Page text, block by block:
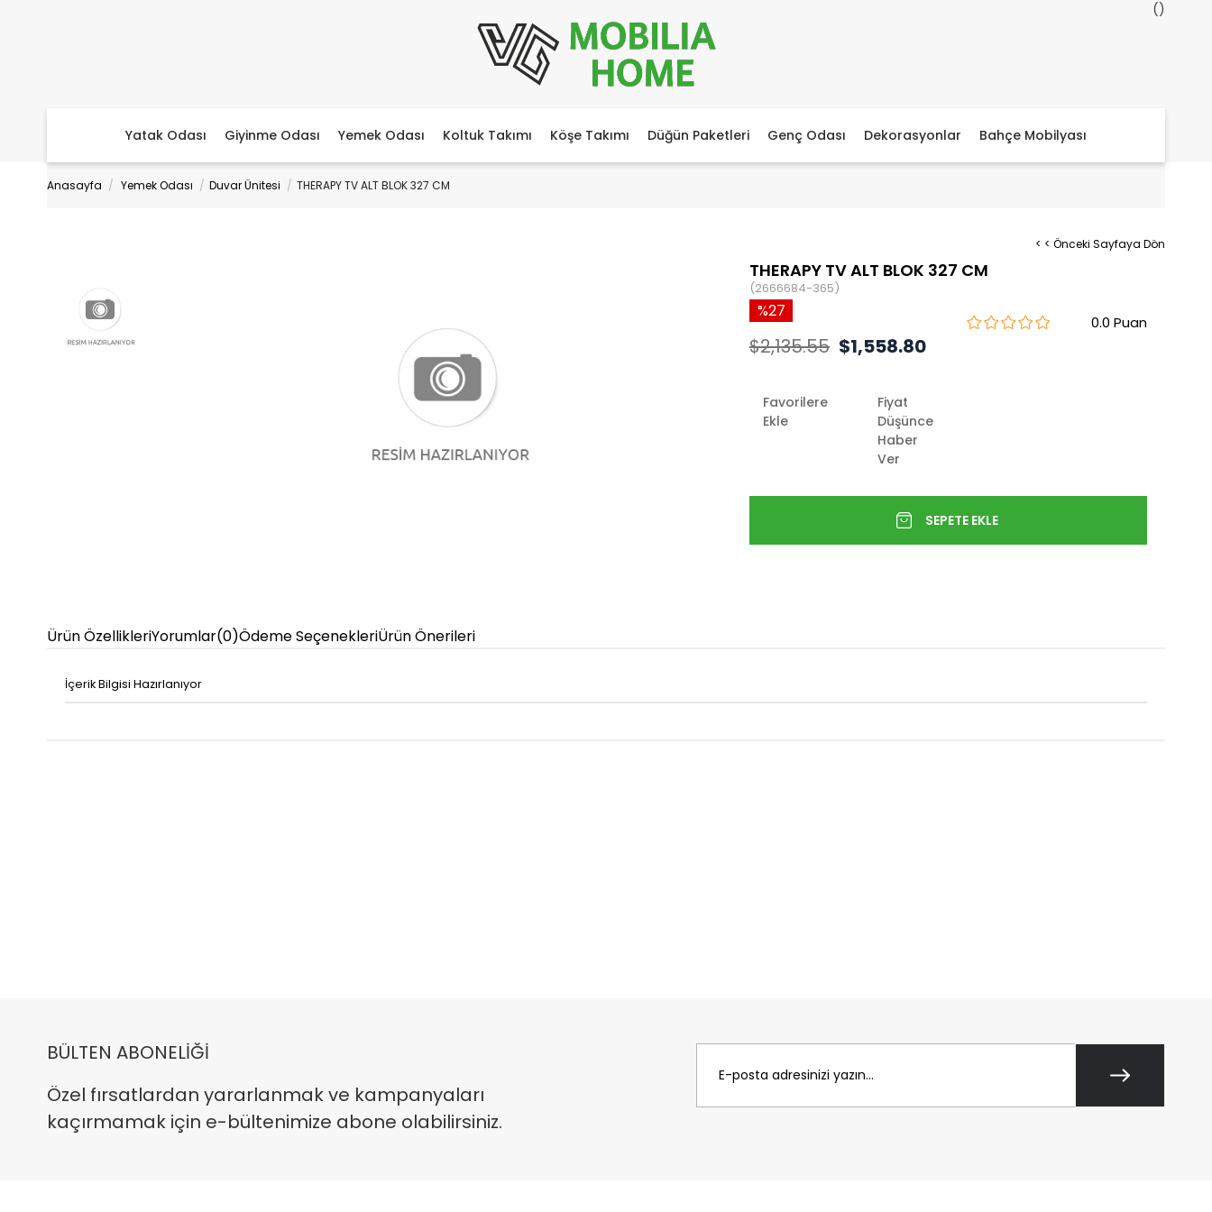
Yatak Odası Giyinme Odası Yemek Odası Koltuk Takımı Köşe Takımı Düğün Paketleri Genç Odası Dekorasyonlar Bahçe Mobilyası
Anasayfa Yemek Odası Duvar Ünitesi THERAPY TV ALT BLOK 327 CM
< < Önceki Sayfaya Dön
THERAPY TV ALT BLOK 327 CM
(2666684-365)
0.0
27
$2,135.55 $1,558.80
Favorilere
Ekle
Fiyat
Düşünce
Haber
Ver
Ürün ÖzellikleriYorumlar(0)Ödeme SeçenekleriÜrün Önerileri
İçerik Bilgisi Hazırlanıyor
BÜLTEN ABONELİĞİ
Özel fırsatlardan yararlanmak ve kampanyaları
kaçırmamak için e-bültenimize abone olabilirsiniz.